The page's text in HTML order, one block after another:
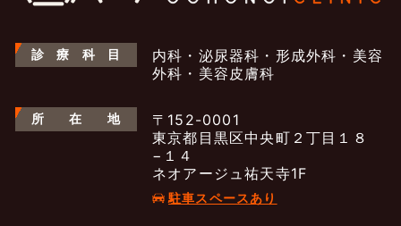
診 療 科 目
内科・泌尿器科・形成外科・美容
外科・美容皮膚科
所 在 地
〒152-0001
東京都目黒区中央町２丁目１８
−１４
ネオアージュ祐天寺1F
駐車スペースあり